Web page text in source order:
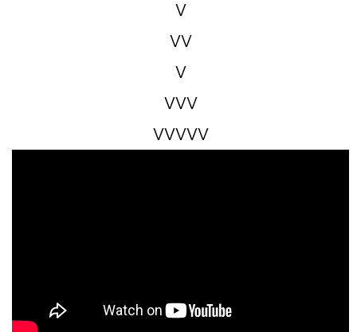
V
VV
V
VVV
VVVVV